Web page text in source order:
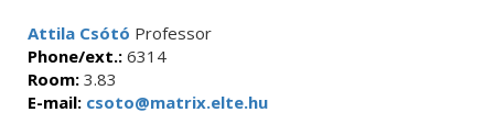
Attila Csótó Professor
Phone/ext.: 6314
Room: 3.83
E-mail: csoto@matrix.elte.hu